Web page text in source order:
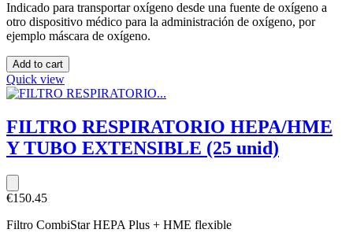
Indicado para transportar oxígeno desde una fuente de oxígeno a
otro dispositivo médico para la administración de oxígeno, por
ejemplo máscara de oxígeno.
Add to cart
Quick view
FILTRO RESPIRATORIO HEPA/HME
Y TUBO EXTENSIBLE (25 unid)
€150.45
Filtro CombiStar HEPA Plus + HME flexible